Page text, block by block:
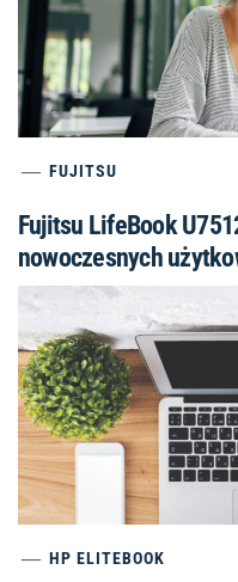
FUJITSU
Fujitsu LifeBook
nowoczesnych
HP ELITEBOOK